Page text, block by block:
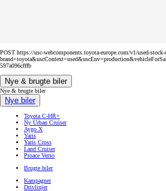
POST https://usc-webcomponents.toyota-europe.com/v1/used-stock-
597a096cfffb
Nye & brugte biler
Nye & brugte biler
Nye biler
Toyota C-HR+
Ny Urban Cruiser
Aygo X
Yaris
Yaris Cross
Land Cruiser
Proace Verso
Brugte biler
Kampagner
Drivlinjer